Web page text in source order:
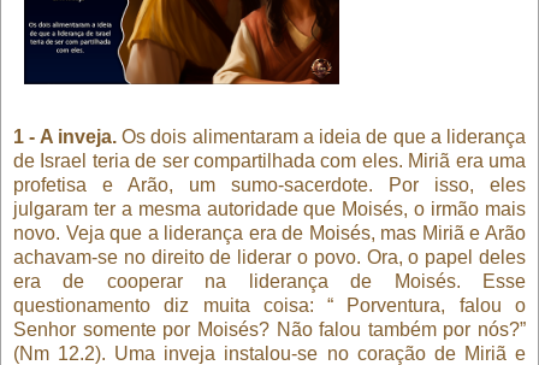
1 - A inveja.Os dois alimentaram a ideia de que a liderança
de Israel teria de ser compartilhada com eles. Miriã era uma
profetisa e Arão, um sumo-sacerdote. Por isso, eles
julgaram ter a mesma autoridade que Moisés, o irmão mais
novo. Veja que a liderança era de Moisés, mas Miriã e Arão
achavam-se no direito de liderar o povo. Ora, o papel deles
era de cooperar na liderança de Moisés. Esse
questionamento diz muita coisa: “ Porventura, falou o
Senhor somente por Moisés? Não falou também por nós?”
(Nm 12.2). Uma inveja instalou-se no coração de Miriã e